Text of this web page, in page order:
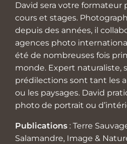
David sera votre formateur
cours et stages.
depuis des années, il
agences photo
été de nombreuses fois
monde. Expert naturaliste,
prédilections sont tant les
ou les paysages. David
photo de portrait ou
Publications : Terre
Salamandre, Image &